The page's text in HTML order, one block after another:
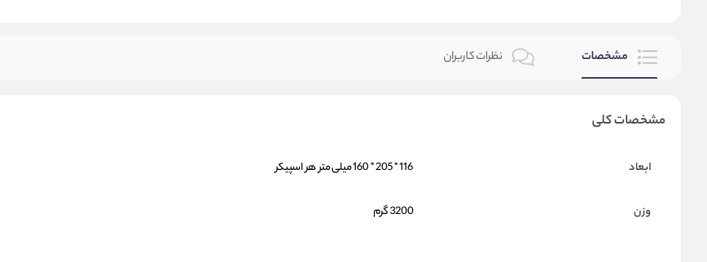
مشخصات نظرات کاربران
مشخصات کلی
ابعاد 116 * 205 * 160 میلی متر هر اسپیکر
وزن 3200 گرم